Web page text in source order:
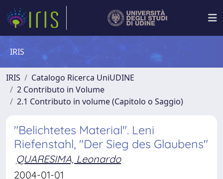
IRIS
IRIS
Catalogo Ricerca UniUDINE
2 Contributo in Volume
2.1 Contributo in volume (Capitolo o Saggio)
"Belichtetes Material". Leni
Riefenstahl, "Der Sieg des Glaubens"
QUARESIMA, Leonardo
2004-01-01